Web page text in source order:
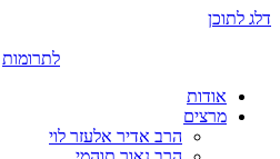
דלג לתוכן
לתרומות
אודות
מרצים
הרב אדיר אלעזר לוי